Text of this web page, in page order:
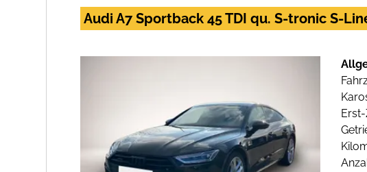
Audi A7 Sportback 45 TDI qu. S-tronic S-